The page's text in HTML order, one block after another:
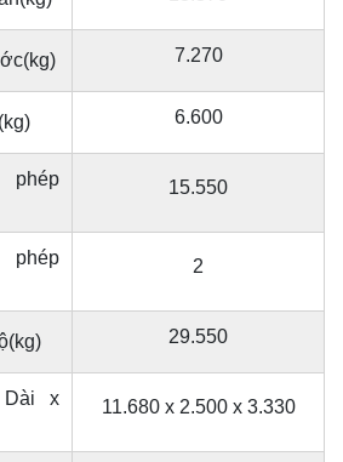
7.270
6.600
15.550
2
29.550
x
11.680 x 2.500 x 3.330